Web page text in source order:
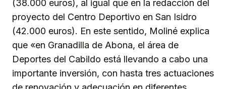
(38.000 euros), al igual que en la redacción del
proyecto del Centro Deportivo en San Isidro
(42.000 euros). En este sentido, Moliné explica
que «en Granadilla de Abona, el área de
Deportes del Cabildo está llevando a cabo una
importante inversión, con hasta tres actuaciones